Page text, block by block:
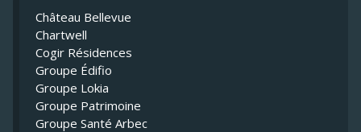
Château Bellevue
Chartwell
Cogir Résidences
Groupe Édifio
Groupe Lokia
Groupe Patrimoine
Groupe Santé Arbec